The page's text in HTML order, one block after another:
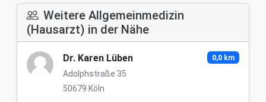
Weitere Allgemeinmedizin
(Hausarzt) in der Nähe
Dr. Karen Lüben
Adolphstraße 35
50679 Köln
0,0 km